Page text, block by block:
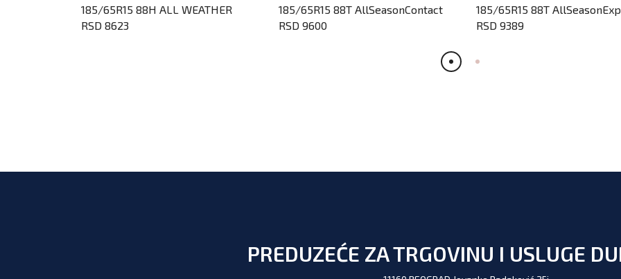
185/65R15 88H ALL WEATHER
RSD 8623
185/65R15 88T AllSeasonContact
RSD 9600
185/65R15 88T
RSD 9389
PREDUZEĆE ZA TRGOVINU I USLUGE